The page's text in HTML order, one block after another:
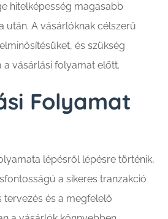
hitelképesség magasabb
után. A vásárlóknak célszerű
és szükség
a vásárlási folyamat előtt.
Folyamat
lépésről lépésre történik,
a sikeres tranzakció
tervezés és a megfelelő